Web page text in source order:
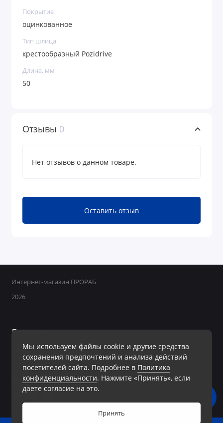
Покрытие
оцинкованное
Тип шлица
крестообразный Pozidrive
Длина, мм
50
Отзывы 0
Нет отзывов о данном товаре.
Оставить отзыв
Мы используем файлы cookie и другие средства
сохранения предпочтений и анализа действий
посетителей сайта. Подробнее в Политика
конфиденциальности. Нажмите «Принять», если
даете согласие на это.
Принять
Интернет-магазин ПРОРАБ
2026
Поддержка
+7 950 800-40-09
Ежедневно с 8:00 до 19:00 Без перерывов и выходных
Мы в сети